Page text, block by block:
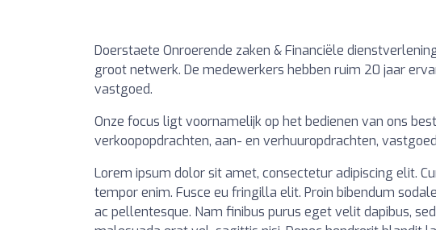
Doerstaete Onroerende zaken & Financiële
groot netwerk. De medewerkers hebben ruim 20 jaar
vastgoed.
Onze focus ligt voornamelijk op het bedienen van ons
verkoopopdrachten, aan- en verhuuropdrachten,
Lorem ipsum dolor sit amet, consectetur adipiscing elit.
tempor enim. Fusce eu fringilla elit. Proin bibendum
ac pellentesque. Nam finibus purus eget velit dapibus,